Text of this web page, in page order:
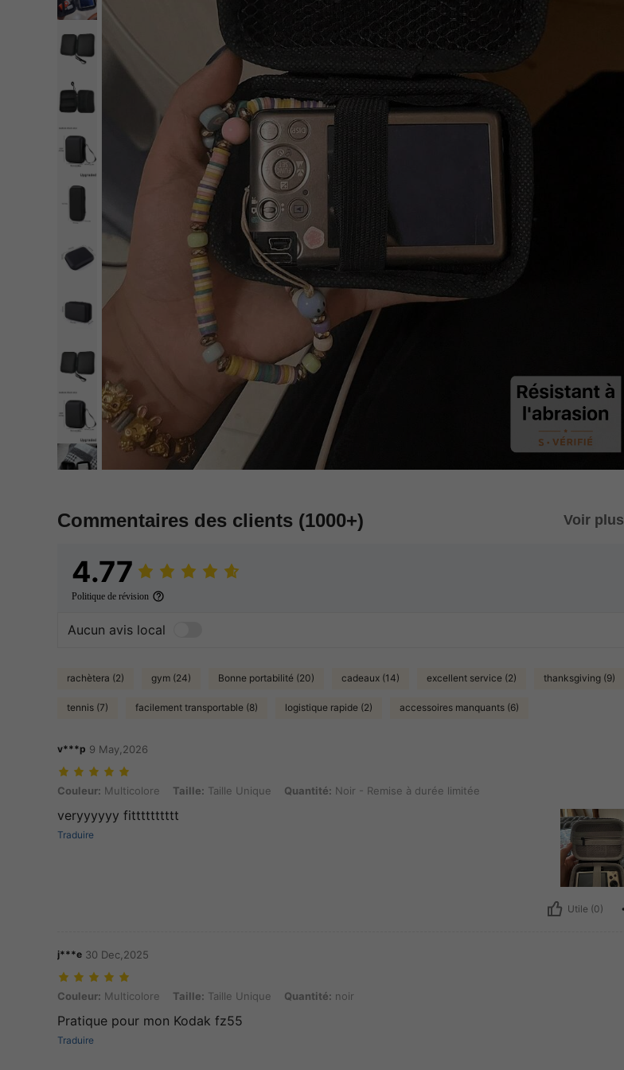
Commentaires des clients (1000+) Voir plus
4.77
Politique de révision
Aucun avis local
rachètera (2) gym (24) Bonne portabilité (20) cadeaux (14) excellent service (2) thanksgiving (9)
tennis (7) facilement transportable (8) logistique rapide (2) accessoires manquants (6)
v***p 9 May,2026
Couleur: Multicolore, Taille: Taille Unique, Quantité: Noir - Remise à durée limitée
Couleur: Multicolore Taille: Taille Unique Quantité: Noir - Remise à durée limitée
veryyyyyy fitttttttttt
Traduire
Utile (0)
j***e 30 Dec,2025
Couleur: Multicolore, Taille: Taille Unique, Quantité: noir
Couleur: Multicolore Taille: Taille Unique Quantité: noir
Pratique pour mon Kodak fz55
Traduire